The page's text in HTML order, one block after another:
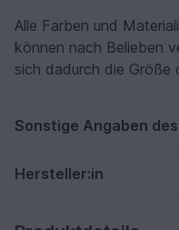
Alle Farben und
können nach Belieben
sich dadurch die Größe
Sonstige Angaben
Hersteller:in